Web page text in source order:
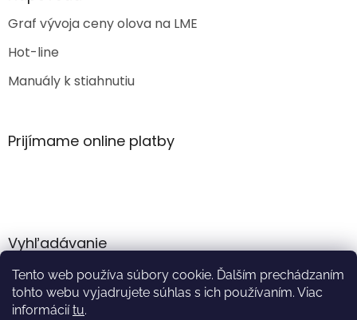
Tento web používa súbory cookie. Ďalším prechádzaním
tohto webu vyjadrujete súhlas s ich používaním. Viac
informáciítu.
Graf vývoja ceny olova na LME
Hot-line
Manuály k stiahnutiu
Prijímame online platby
Vyhľadávanie
HĽADAŤ